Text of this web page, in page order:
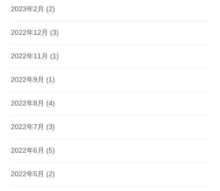
2023年2月 (2)
2022年12月 (3)
2022年11月 (1)
2022年9月 (1)
2022年8月 (4)
2022年7月 (3)
2022年6月 (5)
2022年5月 (2)